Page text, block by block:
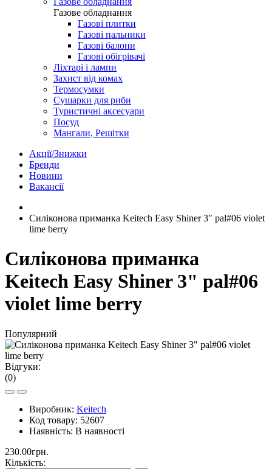
Газове обладнання
Газові плитки
Газові пальники
Газові балони
Газові обігрівачі
Ліхтарі і лампи
Захист від комах
Термосумки
Сушарки для риби
Туристичні аксесуари
Посуд
Мангали, Решітки
Акції/Знижки
Бренди
Новини
Вакансії
Силіконова приманка Keitech Easy Shiner 3" pal#06 violet
lime berry
Силіконова приманка
Keitech Easy Shiner 3" pal#06
violet lime berry
Популярний
Відгуки:
(0)
Виробник: Keitech
Код товару: 52607
Наявність: В наявності
230.00грн.
Кількість: